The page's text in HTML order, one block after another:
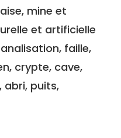
mine et
et artificielle
faille,
crypte, cave,
puits,